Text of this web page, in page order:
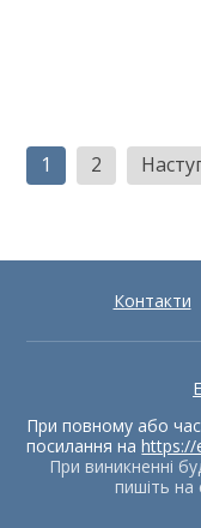
записів
1 2
Контакти
При повному або
посилання наhttps://
При виникненні
пишіть на